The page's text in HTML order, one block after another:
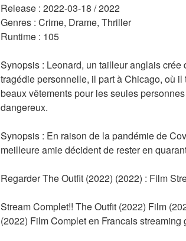
Release : 2022-03-18 / 2022
Genres : Crime, Drame, Thriller
Runtime : 105
Synopsis : Leonard, un tailleur anglais
tragédie personnelle, il part à Chicago, où
beaux vêtements pour les seules
dangereux.
Synopsis : En raison de la pandémie de
meilleure amie décident de rester en
Regarder The Outfit (2022) (2022) : Film
Stream Complet!! The Outfit (2022) Film
(2022) Film Complet en Francais streaming